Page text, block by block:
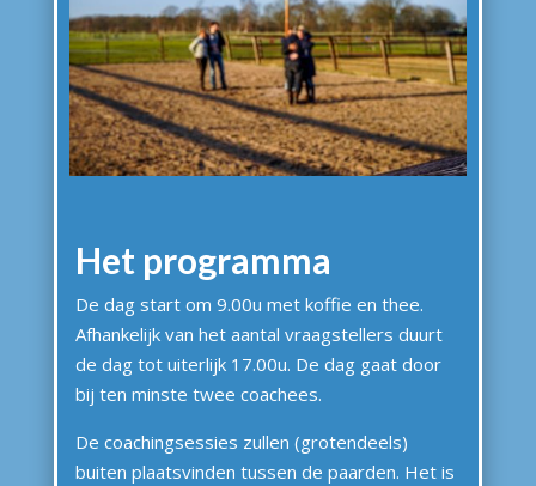
Het programma
De dag start om 9.00u met koffie en thee.
Afhankelijk van het aantal vraagstellers duurt
de dag tot uiterlijk 17.00u. De dag gaat door
bij ten minste twee coachees.
De coachingsessies zullen (grotendeels)
buiten plaatsvinden tussen de paarden. Het is